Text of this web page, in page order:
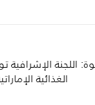
اللجنة الإشرافية
الغذائية